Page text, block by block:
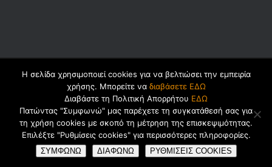
© 2026 byDualsoft
Πολιτική Ασφαλείας Προσωπικών
Δεδομένων
Cookies Όροι Χρήσης
Η σελίδα χρησιμοποιεί cookies για να βελτιώσει την εμπειρία
χρήσης. Μπορείτε να διαβάσετε ΕΔΩ
Διαβάστε τη Πολιτική Απορρήτου ΕΔΩ
Πατώντας "Συμφωνώ" μας παρέχετε τη συγκατάθεσή σας για
τη χρήση cookies με σκοπό τη μέτρηση της επισκεψιμότητας.
Επιλέξτε "Ρυθμίσεις cookies" για περισσότερες πληροφορίες.
ΣΥΜΦΩΝΩ ΔΙΑΦΩΝΩ ΡΥΘΜΙΣΕΙΣ COOKIES